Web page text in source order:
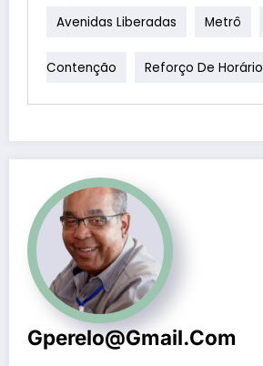
Avenidas Liberadas Metrô
Contenção Reforço De Horário
Gperelo@gmail.com